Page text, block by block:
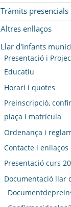
Tràmits presencials
Altres enllaços
Llar d'infants
Presentació i
Educatiu
Horari i quotes
Preinscripció,
plaça i matrícula
Ordenança i
Contacte i enllaços
Presentació curs
Documentació llar